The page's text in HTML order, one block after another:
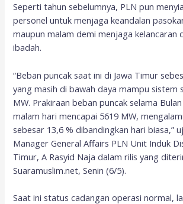
Seperti tahun sebelumnya, PLN pun
personel untuk menjaga keandalan
maupun malam demi menjaga kelancaran
ibadah.
“Beban puncak saat ini di Jawa Timur
yang masih di bawah daya mampu sistem
MW. Prakiraan beban puncak selama
malam hari mencapai 5619 MW,
sebesar 13,6 % dibandingkan hari biasa,”
Manager General Affairs PLN Unit Induk
Timur, A Rasyid Naja dalam rilis yang
Suaramuslim.net, Senin (6/5).
Saat ini status cadangan operasi normal,